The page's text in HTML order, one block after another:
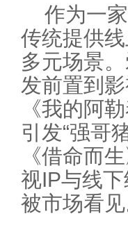
作为一
传统提供
多元场景
发前置到
《我的阿
引发“强哥
《借命而
视IP与线
被市场看见